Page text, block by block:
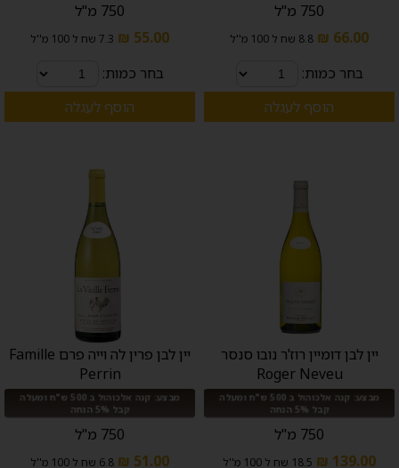
750 מ"ל
66.00 ₪
8.8 שח ל 100 מ''ל
בחר כמות:
הוסף לעגלה
750 מ"ל
55.00 ₪
7.3 שח ל 100 מ''ל
בחר כמות:
הוסף לעגלה
יין לבן דומיין רוז'ר נובו סנסר
Roger Neveu
מבצע: קנה אלכוהול ב 500 ש"ח ומעלה
קבל 5% הנחה
750 מ"ל
139.00 ₪
18.5 שח ל 100 מ''ל
יין לבן פרין לה וייה פרם Famille
Perrin
מבצע: קנה אלכוהול ב 500 ש"ח ומעלה
קבל 5% הנחה
750 מ"ל
51.00 ₪
6.8 שח ל 100 מ''ל